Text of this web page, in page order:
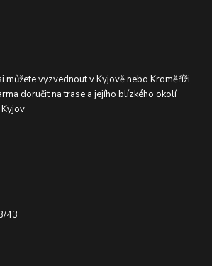
můžete vyzvednout v Kyjově nebo Kroměříži,
doručit na trase a jejího blízkého okolí
43